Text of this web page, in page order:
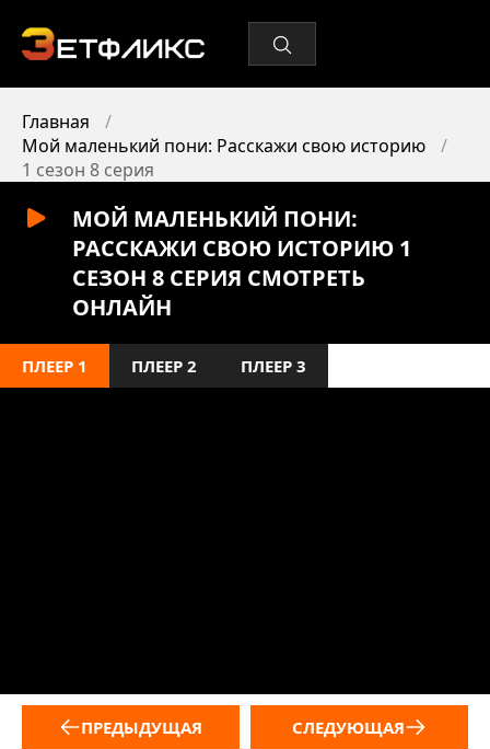
Главная
Мой маленький пони: Расскажи свою историю
1 сезон 8 серия
МОЙ МАЛЕНЬКИЙ ПОНИ:
РАССКАЖИ СВОЮ ИСТОРИЮ 1
СЕЗОН 8 СЕРИЯ СМОТРЕТЬ
ОНЛАЙН
ПЛЕЕР 1 ПЛЕЕР 2 ПЛЕЕР 3
ПРЕДЫДУЩАЯ СЛЕДУЮЩАЯ